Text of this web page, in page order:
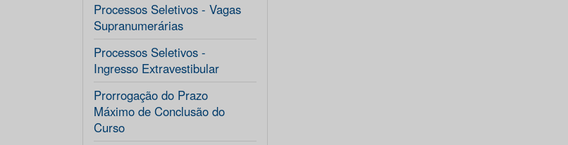
Processos Seletivos - Vagas
Supranumerárias
Processos Seletivos -
Ingresso Extravestibular
Prorrogação do Prazo
Máximo de Conclusão do
Curso